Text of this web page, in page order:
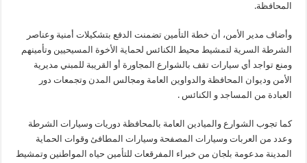
المحافظة.
وأضاف مدير الأمن، أن خطة التأمين تضمنت الدفع بتشكيلات أمنية وعناصر
الشرطة السرية لتمشيط محيط الكنائس لحماية الأخوة المسيحيين وتأمينهم
ومنع تواجد أي سيارات تقف بالشوارع المجاورة أو القريبة للمبني مديرية
الأمن وديوان المحافظة والدواوين العامة ومجالس المدن وتجمعات دور
العبادة من المساجد و الكنائس .
كما تجوب الشوارع والميادين العامة بالمحافظة دوريات وسيارات الشرطة
وعدد من العربات وسيارات المصفحة وسيارات المطافئ وقوات الحماية
المدينة مدعومة بلجان من خبراء المفرقعات للتأمين حياه المواطنين وتمشيط